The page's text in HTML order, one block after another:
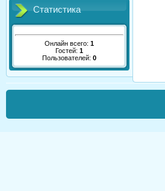
Статистика
Онлайн всего: 1
Гостей: 1
Пользователей: 0